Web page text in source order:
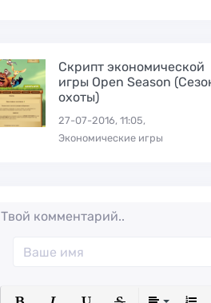
Скрипт экономической
игры Open Season
охоты)
27-07-2016, 11:05,
Экономические игры
Твой комментарий..